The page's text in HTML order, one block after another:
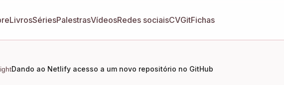
LivrosSériesPalestrasVídeosRedes sociaisCVGitFichas
Dando ao Netlify acesso a um novo repositório no GitHub